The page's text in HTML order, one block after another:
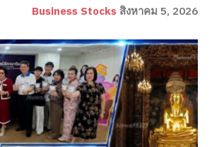
Business Stocks สิงหาคม 5, 2026